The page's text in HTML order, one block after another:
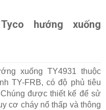
hướng xuống
xuống TY4931 thuộc
TY-FRB, có độ phủ tiêu
được thiết kế để sử
cơ cháy nổ thấp và thông